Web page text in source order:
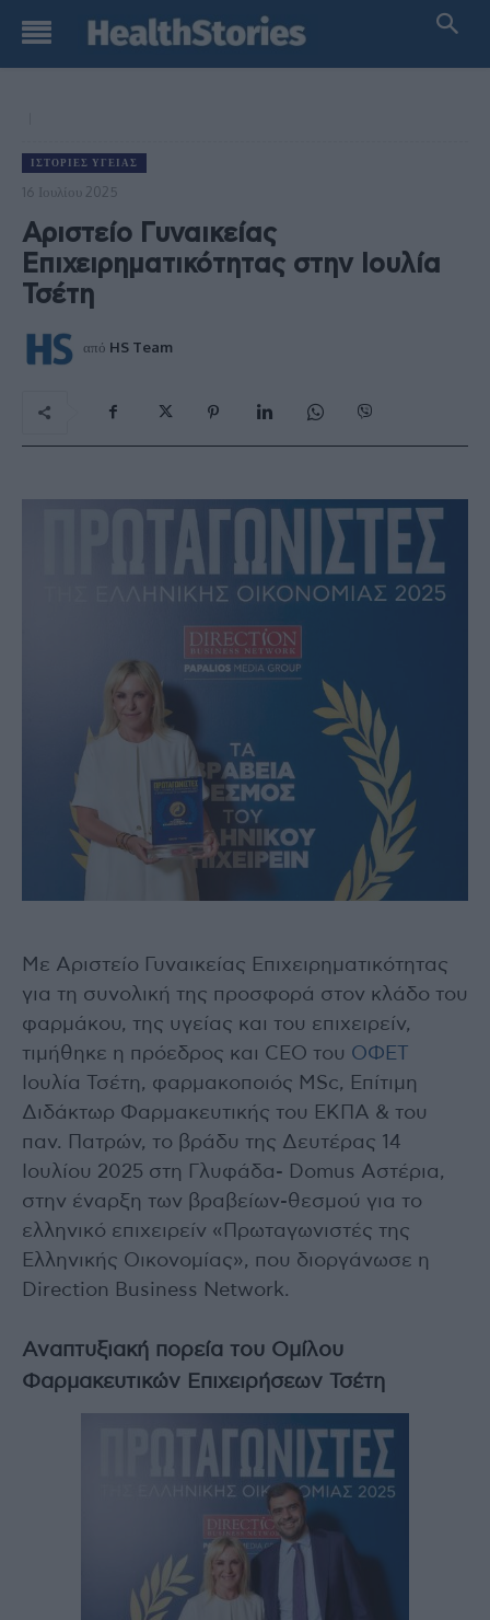
ΙΣΤΟΡΊΕΣ ΥΓΕΊΑΣ
16 Ιουλίου 2025
Αριστείο Γυναικείας
Επιχειρηματικότητας στην Ιουλία
Τσέτη
από HS Team
Με Αριστείο Γυναικείας Επιχειρηματικότητας
για τη συνολική της προσφορά στον κλάδο του
φαρμάκου, της υγείας και του επιχειρείν,
τιμήθηκε η πρόεδρος και CEO του ΟΦΕΤ
Ιουλία Τσέτη, φαρμακοποιός MSc, Επίτιμη
Διδάκτωρ Φαρμακευτικής του ΕΚΠΑ & του
παν. Πατρών, το βράδυ της Δευτέρας 14
Ιουλίου 2025 στη Γλυφάδα- Domus Αστέρια,
στην έναρξη των βραβείων-θεσμού για το
ελληνικό επιχειρείν «Πρωταγωνιστές της
Ελληνικής Οικονομίας», που διοργάνωσε η
Direction Business Network.
Aναπτυξιακή πορεία του Ομίλου
Φαρμακευτικών Επιχειρήσεων Τσέτη